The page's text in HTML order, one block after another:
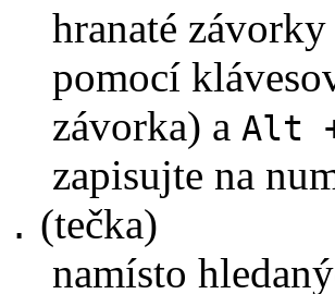
hranaté
pomocí
závorka) a Alt
zapisujte na
. (tečka)
namísto